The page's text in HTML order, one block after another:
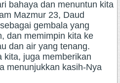
bahaya dan menuntun kita
Mazmur 23, Daud
gembala yang
dan memimpin kita ke
dan air yang tenang.
kita, juga memberikan
menunjukkan kasih-Nya